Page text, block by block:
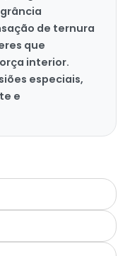
de ternura
que
interior.
especiais,
e